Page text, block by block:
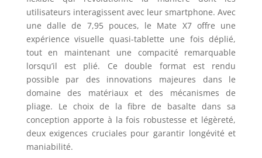
utilisateurs interagissent avec leur smartphone. Avec
une dalle de 7,95 pouces, le Mate X7 offre une
expérience visuelle quasi-tablette une fois déplié,
tout en maintenant une compacité remarquable
lorsqu’il est plié. Ce double format est rendu
possible par des innovations majeures dans le
domaine des matériaux et des mécanismes de
pliage. Le choix de la fibre de basalte dans sa
conception apporte à la fois robustesse et légèreté,
deux exigences cruciales pour garantir longévité et
maniabilité.